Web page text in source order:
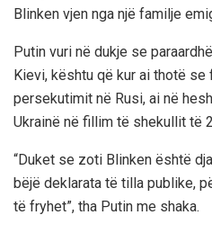
Blinken vjen nga një familje
Putin vuri në dukje se
Kievi, kështu që kur ai thotë
persekutimit në Rusi, ai në
Ukrainë në fillim të shekullit të
“Duket se zoti Blinken është
bëjë deklarata të tilla publike,
të fryhet”, tha Putin me shaka.